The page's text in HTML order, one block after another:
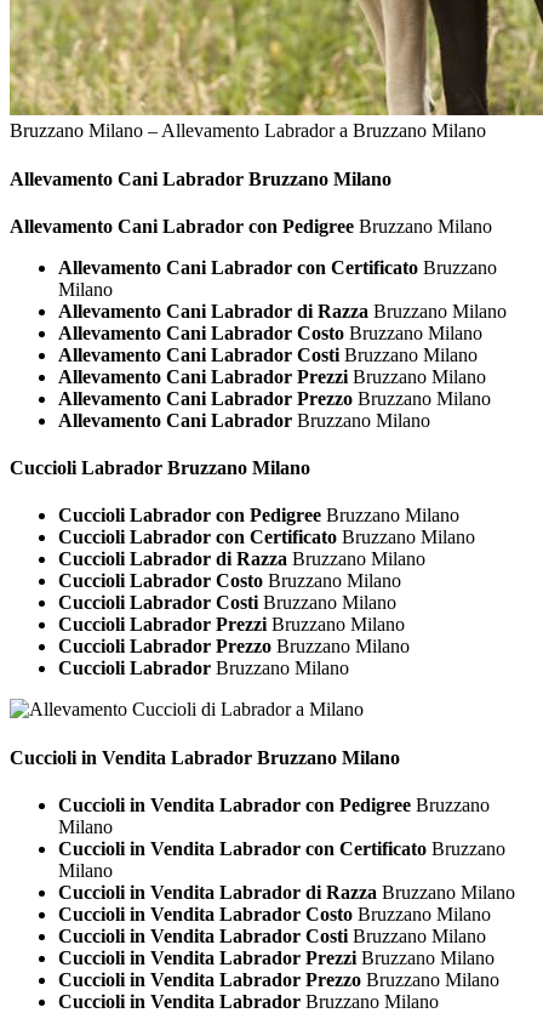
Bruzzano Milano – Allevamento Labrador a Bruzzano Milano
Allevamento Cani Labrador Bruzzano Milano
Allevamento Cani Labrador con Pedigree Bruzzano Milano
Allevamento Cani Labrador con Certificato Bruzzano
Milano
Allevamento Cani Labrador di Razza Bruzzano Milano
Allevamento Cani Labrador Costo Bruzzano Milano
Allevamento Cani Labrador Costi Bruzzano Milano
Allevamento Cani Labrador Prezzi Bruzzano Milano
Allevamento Cani Labrador Prezzo Bruzzano Milano
Allevamento Cani Labrador Bruzzano Milano
Cuccioli Labrador Bruzzano Milano
Cuccioli Labrador con Pedigree Bruzzano Milano
Cuccioli Labrador con Certificato Bruzzano Milano
Cuccioli Labrador di Razza Bruzzano Milano
Cuccioli Labrador Costo Bruzzano Milano
Cuccioli Labrador CostiBruzzano Milano
Cuccioli Labrador PrezziBruzzano Milano
Cuccioli Labrador Prezzo Bruzzano Milano
Cuccioli Labrador Bruzzano Milano
Cuccioli in Vendita Labrador Bruzzano Milano
Cuccioli in Vendita Labrador con Pedigree Bruzzano
Milano
Cuccioli in Vendita Labrador con Certificato Bruzzano
Milano
Cuccioli in Vendita Labrador di Razza Bruzzano Milano
Cuccioli in Vendita Labrador Costo Bruzzano Milano
Cuccioli in Vendita Labrador Costi Bruzzano Milano
Cuccioli in Vendita Labrador Prezzi Bruzzano Milano
Cuccioli in Vendita Labrador Prezzo Bruzzano Milano
Cuccioli in Vendita Labrador Bruzzano Milano